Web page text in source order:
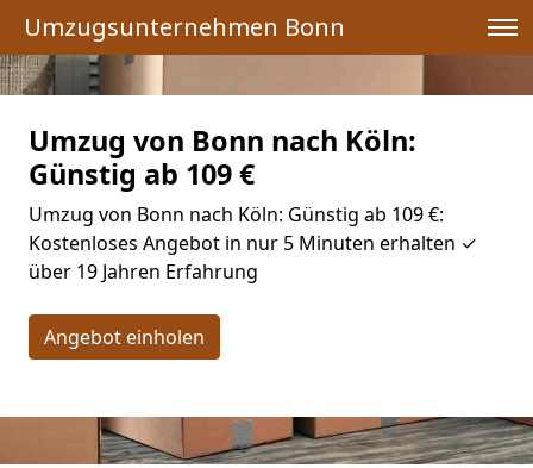
Umzugsunternehmen Bonn
Umzug von Bonn nach Köln:
Günstig ab 109 €
Umzug von Bonn nach Köln: Günstig ab 109 €:
Kostenloses Angebot in nur 5 Minuten erhalten ✓
über 19 Jahren Erfahrung
Angebot einholen